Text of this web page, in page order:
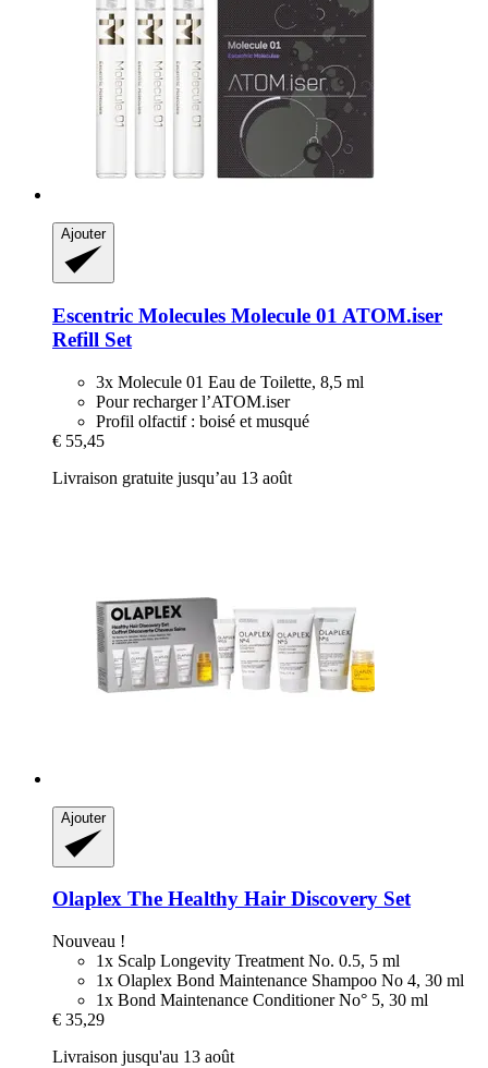
Ajouter
Escentric Molecules Molecule 01 ATOM.iser
Refill Set
3x Molecule 01 Eau de Toilette, 8,5 ml
Pour recharger l’ATOM.iser
Profil olfactif : boisé et musqué
€ 55,45
Livraison gratuite jusqu’au 13 août
Ajouter
Olaplex The Healthy Hair Discovery Set
Nouveau !
1x Scalp Longevity Treatment No. 0.5, 5 ml
1x Olaplex Bond Maintenance Shampoo No 4, 30 ml
1x Bond Maintenance Conditioner No° 5, 30 ml
€ 35,29
Livraison jusqu'au 13 août